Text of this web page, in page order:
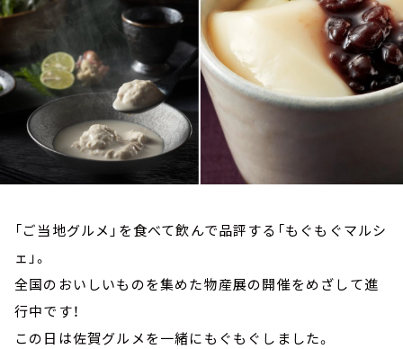
「ご当地グルメ」を食べて飲んで品評する「もぐもぐマルシ
ェ」。
全国のおいしいものを集めた物産展の開催をめざして進
行中です！
この日は佐賀グルメを一緒にもぐもぐしました。